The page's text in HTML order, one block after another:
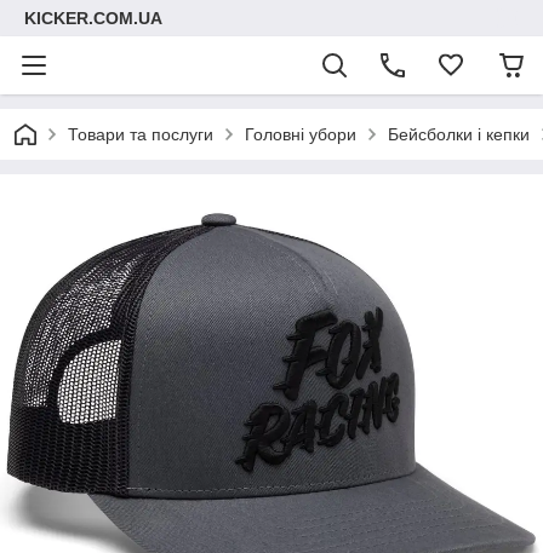
KICKER.COM.UA
Товари та послуги Головні убори Бейсболки і кепки